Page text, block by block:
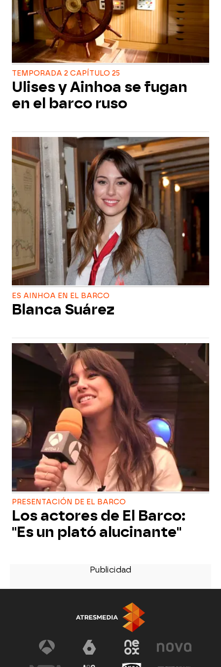
TEMPORADA 2 CAPÍTULO 25
Ulises y Ainhoa se fugan
en el barco ruso
ES AINHOA EN EL BARCO
Blanca Suárez
PRESENTACIÓN DE EL BARCO
Los actores de El Barco:
"Es un plató alucinante"